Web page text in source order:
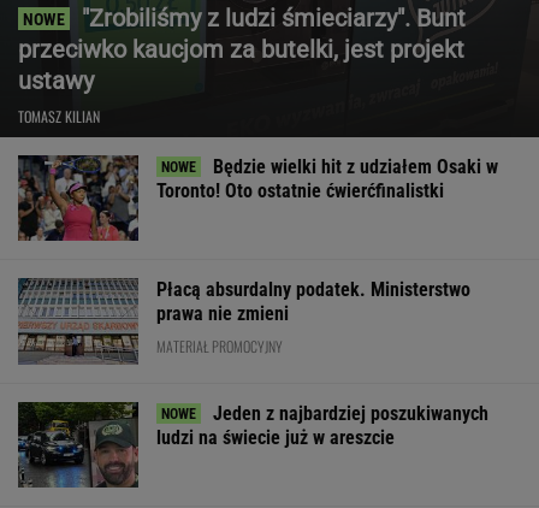
"Zrobiliśmy z ludzi śmieciarzy". Bunt
przeciwko kaucjom za butelki, jest projekt
ustawy
TOMASZ KILIAN
Będzie wielki hit z udziałem Osaki w
Toronto! Oto ostatnie ćwierćfinalistki
Płacą absurdalny podatek. Ministerstwo
prawa nie zmieni
MATERIAŁ PROMOCYJNY
Jeden z najbardziej poszukiwanych
ludzi na świecie już w areszcie